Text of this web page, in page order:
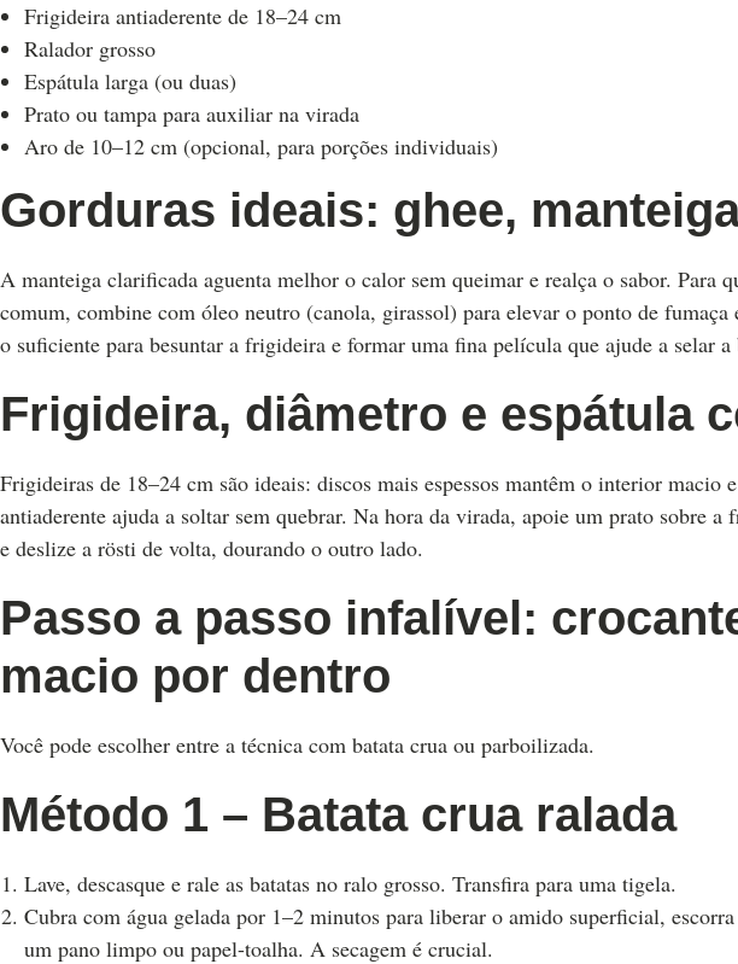
Frigideira antiaderente de 18–24 cm
Ralador grosso
Espátula larga (ou duas)
Prato ou tampa para auxiliar na virada
Aro de 10–12 cm (opcional, para porções individuais)
Gorduras ideais: ghee,
A manteiga clarificada aguenta melhor o calor sem queimar e realça o sabor. Para
comum, combine com óleo neutro (canola, girassol) para elevar o ponto de fumaça
o suficiente para besuntar a frigideira e formar uma fina película que ajude a selar a
Frigideira, diâmetro e espátula
Frigideiras de 18–24 cm são ideais: discos mais espessos mantêm o interior macio
antiaderente ajuda a soltar sem quebrar. Na hora da virada, apoie um prato sobre
e deslize a rösti de volta, dourando o outro lado.
Passo a passo infalível:
macio por dentro
Você pode escolher entre a técnica com batata crua ou parboilizada.
Método 1 – Batata crua ralada
Lave, descasque e rale as batatas no ralo grosso. Transfira para uma tigela.
Cubra com água gelada por 1–2 minutos para liberar o amido superficial, escorra
um pano limpo ou papel-toalha. A secagem é crucial.